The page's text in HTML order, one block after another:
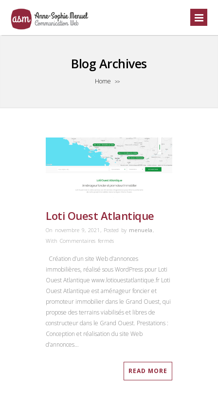
Blog Archives
Home >>
Loti Ouest Atlantique
On novembre 9, 2021 , Posted by menuela ,
With Commentaires ferméssur
Ouest
Atlantique
Création d’un site Web d’annonces
immobilières, réalisé sous WordPress pour Loti
Ouest Atlantique www.lotiouestatlantique.fr Loti
Ouest Atlantique est aménageur foncier et
promoteur immobilier dans le Grand Ouest, qui
propose des terrains viabilisés et libres de
constructeur dans le Grand Ouest. Prestations :
Conception et réalisation du site Web
d’annonces…
READ MORE